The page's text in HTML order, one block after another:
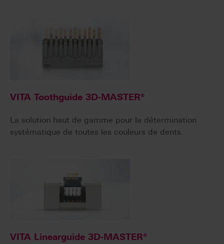
VITA Toothguide 3D-MASTER®
La solution haut de gamme pour la détermination
systématique de toutes les couleurs de dents.
VITA Linearguide 3D-MASTER®